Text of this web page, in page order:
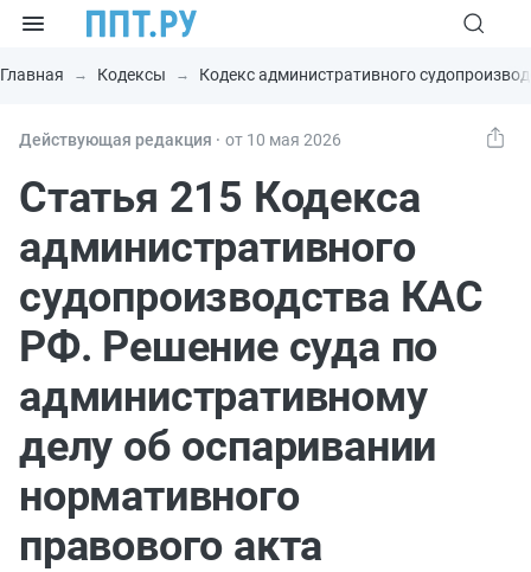
Главная Кодексы Кодекс административного
Действующая редакция ⸱ от 10 мая 2026
Статья 215 Кодекса
административного
судопроизводства КАС
РФ. Решение суда по
административному
делу об оспаривании
нормативного
правового акта